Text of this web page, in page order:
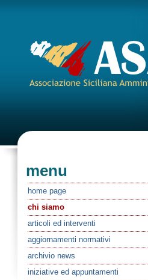
menu
home page
chi siamo
articoli ed interventi
aggiornamenti normativi
archivio news
iniziative ed appuntamenti